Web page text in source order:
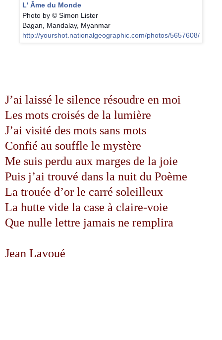
L' Âme du Monde
Photo by © Simon Lister
Bagan, Mandalay, Myanmar
http://yourshot.nationalgeographic.com/photos/5657608/
J’ai laissé le silence résoudre en moi
Les mots croisés de la lumière
J’ai visité des mots sans mots
Confié au souffle le mystère
Me suis perdu aux marges de la joie
Puis j’ai trouvé dans la nuit du Poème
La trouée d’or le carré soleilleux
La hutte vide la case à claire-voie
Que nulle lettre jamais ne remplira
Jean Lavoué